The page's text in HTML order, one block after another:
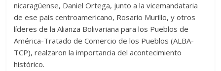
nicaragüense, Daniel Ortega, junto a la vicemandataria
de ese país centroamericano, Rosario Murillo, y otros
líderes de la Alianza Bolivariana para los Pueblos de
América-Tratado de Comercio de los Pueblos (ALBA-
TCP), realzaron la importancia del acontecimiento
histórico.